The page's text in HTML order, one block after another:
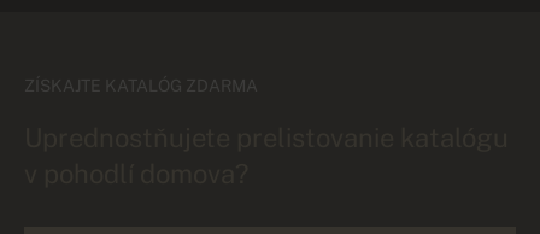
ZÍSKAJTE KATALÓG ZDARMA